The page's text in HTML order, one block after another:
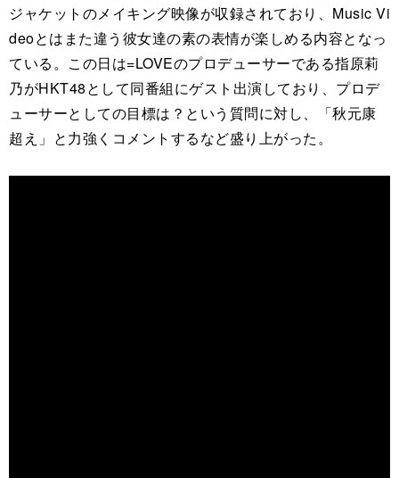
ジャケットのメイキング映像が収録されており、Music Vi
deoとはまた違う彼女達の素の表情が楽しめる内容となっ
ている。この日は=LOVEのプロデューサーである指原莉
乃がHKT48として同番組にゲスト出演しており、プロデ
ューサーとしての目標は？という質問に対し、「秋元康
超え」と力強くコメントするなど盛り上がった。